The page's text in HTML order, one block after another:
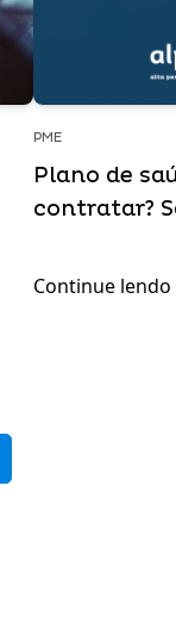
PME
Plano de
contratar?
Continue lendo